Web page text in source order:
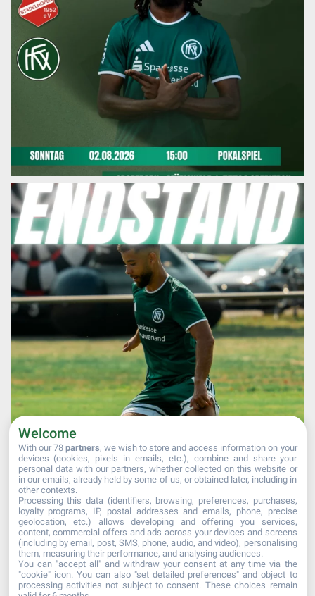
Mehr laden... Auf Instagram folgen
Welcome
With our 78 partners, we wish to store and access information on your
devices (cookies, pixels in emails, etc.), combine and share your
personal data with our partners, whether collected on this website or
in our emails, already held by some of us, or obtained later, including in
other contexts.
Processing this data (identifiers, browsing, preferences, purchases,
loyalty programs, IP, postal addresses and emails, phone, precise
geolocation, etc.) allows developing and offering you services,
content, commercial offers and ads across your devices and screens
(including by email, post, SMS, phone, audio, and video), personalising
them, measuring their performance, and analysing audiences.
You can "accept all" and withdraw your consent at any time via the
"cookie" icon. You can also "set detailed preferences" and object to
processing activities not subject to consent. These choices remain